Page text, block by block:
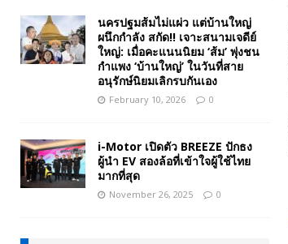
นครปฐมส้มไม่แผ่ว แต่บ้านใหญ่
ผนึกกำลัง สกัด!! เจาะสนามเจดีย์
ใหญ่: เมื่อคะแนนนิยม ‘ส้ม’ พุ่งชน
กำแพง ‘บ้านใหญ่’ ในวันที่สาย
อนุรักษ์นิยมเลิกรบกันเอง
February 10, 2026 0
i-Motor เปิดตัว BREEZE ปักธง
ผู้นำ EV สองล้อที่เข้าใจผู้ใช้ไทย
มากที่สุด
November 26, 2025 0